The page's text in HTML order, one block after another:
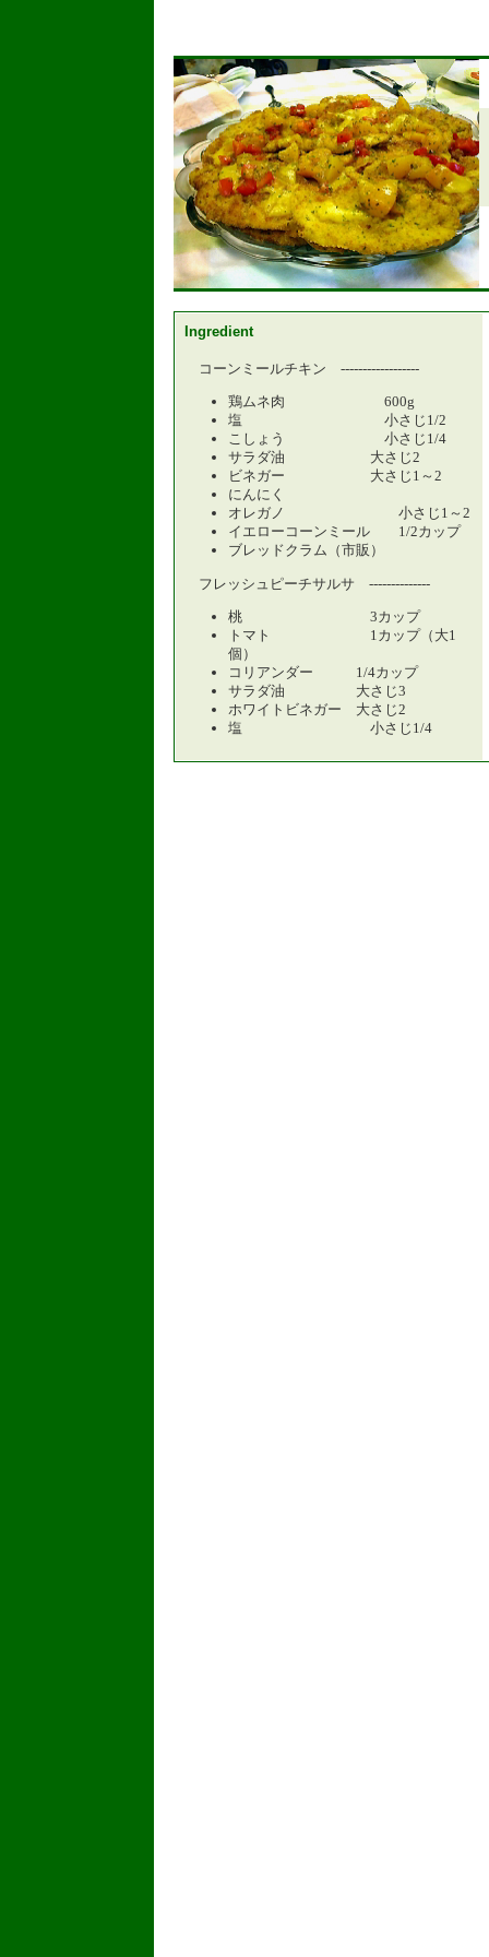
Ingredient
コーンミールチキン ------------------
鶏ムネ肉 600g
塩 小さじ1/2
こしょう 小さじ1/4
サラダ油 大さじ2
ビネガー 大さじ1～2
にんにく
オレガノ 小さじ1～2
イエローコーンミール 1/2カップ
ブレッドクラム（市販）
フレッシュピーチサルサ --------------
桃 3カップ
トマト 1カップ（大1
個）
コリアンダー 1/4カップ
サラダ油 大さじ3
ホワイトビネガー 大さじ2
塩 小さじ1/4